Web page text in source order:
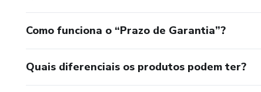
.
.
Como funciona o “Prazo de Garantia”?
Quais diferenciais os produtos podem ter?